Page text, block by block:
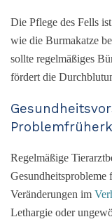
Die Pflege des Fells
wie die Burmakatze
sollte regelmäßiges
fördert die
Regelmäßige
Gesundheitsprobleme
Veränderungen im
Lethargie oder